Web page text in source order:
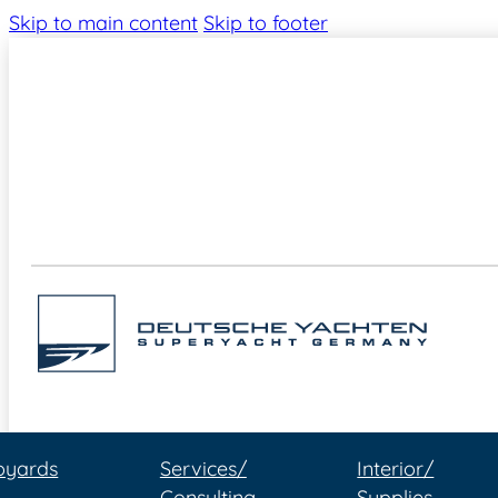
Skip to main content Skip to footer
Services/
Interior/